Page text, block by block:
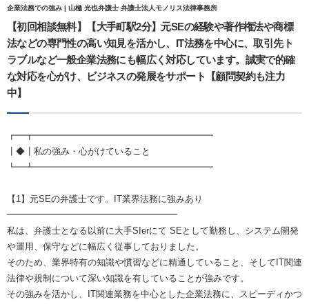
企業法務での強み | 山極 光也弁護士 弁護士法人モノリス法律事務所
【初回相談無料】【大手町駅2分】元SEの経験や著作権法や商標
法などの専門性の高い知見を活かし、IT法務を中心に、取引先ト
ラブルなど一般企業法務にも幅広く対応しています。誠実で的確
な対応を心がけ、ビジネスの発展をサポート【顧問契約も注力
中】
┏━┳━━━━━━━━━━━━━━━━━━━━
┃◆┃私の強み・心がけていること
┗━┻━━━━━━━━━━━━━━━━━━━━
【1】元SEの弁護士です。IT業界法務に強みあり
━━━━━━━━━━━━━━━━━━━
私は、弁護士となる以前に大手SIerにて SEとして勤務し、システム開発
や運用、保守などに幅広く従事しておりました。
そのため、業界特有の知識や慣習などに精通していること、そしてIT関連
法律や規制について深い知識を有していることが強みです。
その強みを活かし、IT関連業務を中心とした企業法務に、スピーディかつ